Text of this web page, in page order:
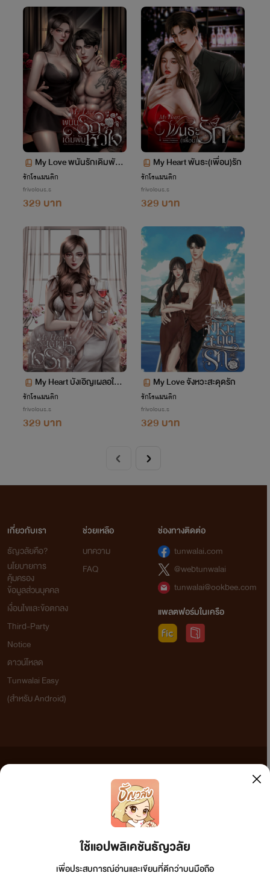
My Love พนันรักเดิมพันหั
วใจ
รักโรแมนติก
frivolous.s
329 บาท
My Heart พันธะ(เพื่อน)รัก
รักโรแมนติก
frivolous.s
329 บาท
My Heart บังเอิญเผลอใจรั
ก
รักโรแมนติก
frivolous.s
329 บาท
My Love จังหวะสะดุดรัก
รักโรแมนติก
frivolous.s
329 บาท
ใช้แอปพลิเคชันธัญวลัย
เพื่อประสบการณ์อ่านและเขียนที่ดีกว่าบนมือถือ
เกี่ยวกับเรา
ธัญวลัยคือ?
นโยบายการ
คุ้มครอง
ข้อมูลส่วนบุคคล
เงื่อนไขและข้อตกลง
Third-Party
Notice
ดาวน์โหลด
Tunwalai Easy
(สำหรับ Android)
ช่วยเหลือ
บทความ
FAQ
ช่องทางติดต่อ
tunwalai.com
@webtunwalai
tunwalai@ookbee.com
แพลตฟอร์มในเครือ
เว็บไซต์แห่งนี้ไม่ได้เห็นด้วยและไม่ขอรับผิดชอบต่อข้อความใดๆ ทั้งสิ้น ดังนั้นผู้อ่านทุกท่านโปรดใช้
วิจารณญาณในการกลั่นกรองด้วยตนเอง และหากท่านพบข้อความใดๆ ที่ขัดต่อกฎหมายและศีลธรรม
กรุณาแจ้งมาที่ tunwalai@ookbee.com เพื่อทีมงานจะได้ดำเนินการในทันที ทั้งนี้ ทางเว็บไซต์ขอสงวน
ลิขสิทธิ์ตามพระราชบัญญัติลิขสิทธิ์ (ฉบับเพิ่มเติม) พ.ศ.2558